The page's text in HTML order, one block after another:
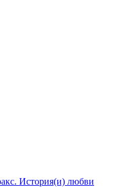
История(и) любви